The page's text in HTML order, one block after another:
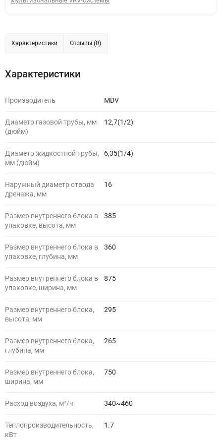
Характеристики Отзывы (0)
Характеристики
Производитель MDV
Диаметр газовой трубы, мм
(дюйм)
12,7(1/2)
Диаметр жидкостной трубы,
мм (дюйм)
6,35(1/4)
Наружный диаметр отвода
дренажа, мм
16
Размер внутреннего блока в
упаковке, высота, мм
385
Размер внутреннего блока в
упаковке, глубина, мм
360
Размер внутреннего блока в
упаковке, ширина, мм
875
Размер внутреннего блока,
высота, мм
295
Размер внутреннего блока,
глубина, мм
265
Размер внутреннего блока,
ширина, мм
750
Расход воздуха, м³/ч 340~460
Теплопроизводительность,
кВт
1.7